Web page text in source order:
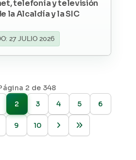
telefonía y televisión
la Alcaldía y la SIC
27 JULIO 2026
2 de 348
2 3 4 5 6
9 10